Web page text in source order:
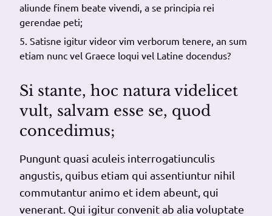
aliunde finem beate vivendi, a se principia rei
gerendae peti;
Satisne igitur videor vim verborum tenere, an sum
etiam nunc vel Graece loqui vel Latine docendus?
Si stante, hoc natura videlicet
vult, salvam esse se, quod
concedimus;
Pungunt quasi aculeis interrogatiunculis
angustis, quibus etiam qui assentiuntur nihil
commutantur animo et idem abeunt, qui
venerant. Qui igitur convenit ab alia voluptate